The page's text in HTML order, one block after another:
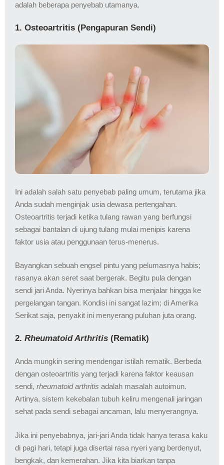
adalah beberapa penyebab utamanya.
1. Osteoartritis (Pengapuran Sendi)
Ini adalah salah satu penyebab paling umum, terutama jika
Anda sudah menginjak usia dewasa pertengahan.
Osteoartritis terjadi ketika tulang rawan yang berfungsi
sebagai bantalan di ujung tulang mulai menipis karena
faktor usia atau penggunaan terus-menerus.
Bayangkan sebuah engsel pintu yang pelumasnya habis;
rasanya akan seret saat bergerak. Begitu pula dengan
sendi jari Anda. Nyerinya bahkan bisa menjalar hingga ke
pergelangan tangan. Kondisi ini sangat lazim; di Amerika
Serikat saja, penyakit ini menyerang puluhan juta orang.
2. Rheumatoid Arthritis (Rematik)
Anda mungkin sering mendengar istilah rematik. Berbeda
dengan osteoartritis yang terjadi karena faktor keausan
sendi, rheumatoid arthritis adalah masalah autoimun.
Artinya, sistem kekebalan tubuh keliru mengenali jaringan
sehat pada sendi sebagai ancaman, lalu menyerangnya.
Jika ini penyebabnya, jari-jari Anda tidak hanya terasa kaku
di pagi hari, tetapi juga disertai rasa nyeri yang berdenyut,
bengkak, dan kemerahan. Jika kita biarkan tanpa